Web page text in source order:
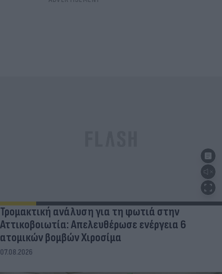
Τρομακτική ανάλυση για τη φωτιά στην
Αττικοβοιωτία: Απελευθέρωσε ενέργεια 6
ατομικών βομβών Χιροσίμα
07.08.2026